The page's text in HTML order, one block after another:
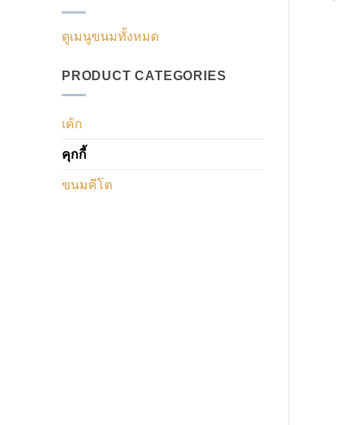
ดูเมนูขนมทั้งหมด
PRODUCT CATEGORIES
เค้ก
คุกกี้
ขนมคีโต